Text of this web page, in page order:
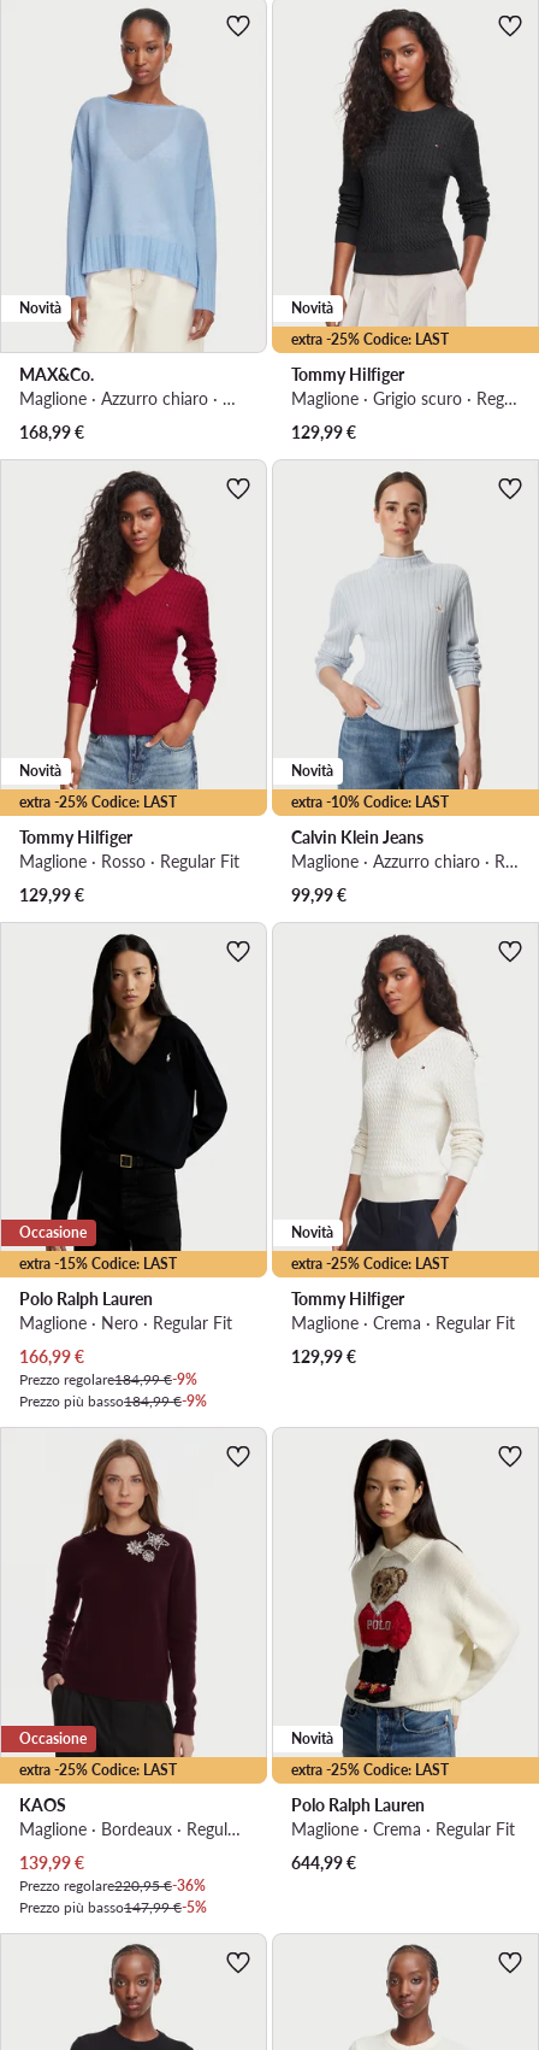
Novità
MAX&Co.
Maglione · Azzurro chiaro · Oversize
168,99€
extra -25% Codice: LAST
Novità
Tommy Hilfiger
Maglione · Grigio scuro · Regular Fit
129,99€
extra -25% Codice: LAST
Novità
Tommy Hilfiger
Maglione · Rosso · Regular Fit
129,99€
extra -10% Codice: LAST
Novità
Calvin Klein Jeans
Maglione · Azzurro chiaro · Regular Fit
99,99€
extra -15% Codice: LAST
Occasione
Polo Ralph Lauren
Maglione · Nero · Regular Fit
Prezzo attuale
166,99€
Prezzo regolare184,99 €-9%
Prezzo più basso184,99 €-9%
extra -25% Codice: LAST
Novità
Tommy Hilfiger
Maglione · Crema · Regular Fit
129,99€
extra -25% Codice: LAST
Occasione
KAOS
Maglione · Bordeaux · Regular Fit
Prezzo attuale
139,99€
Prezzo regolare220,95 €-36%
Prezzo più basso147,99 €-5%
extra -25% Codice: LAST
Novità
Polo Ralph Lauren
Maglione · Crema · Regular Fit
644,99€